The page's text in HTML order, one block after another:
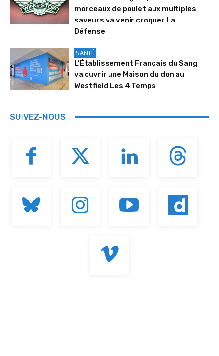
morceaux de poulet aux multiples
saveurs va venir croquer La
Défense
SANTÉ
L’Établissement Français du Sang
va ouvrir une Maison du don au
Westfield Les 4 Temps
SUIVEZ-NOUS